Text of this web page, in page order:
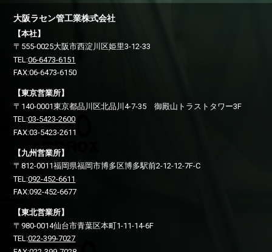
大阪ラセン管工業株式会社
【本社】
〒555-0025大阪市西淀川区姫里3-12-33
TEL:06-6473-6151
FAX:06-6473-6150
【東京営業所】
〒140-0001東京都品川区北品川4-7-35 御殿山トラストタワー3F
TEL:03-5423-2600
FAX:03-5423-2611
【九州営業所】
〒812-0011福岡県福岡市博多区博多駅前2-12-12-7F-C
TEL:092-452-6611
FAX:092-452-6677
【東北営業所】
〒980-0014仙台市青葉区本町1-11-14-6F
TEL:022-399-7027